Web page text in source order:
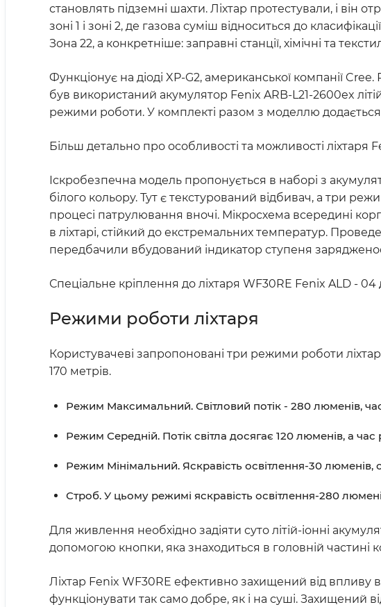
становлять підземні шахти. Ліхтар протестували, і він
зоні 1 і зоні 2, де газова суміш відноситься до
Зона 22, а конкретніше: заправні станції, хімічні та
Функціонує на діоді XP-G2, американської компанії
був використаний акумулятор Fenix ARB-L21-2600ex
режими роботи. У комплекті разом з моделлю додається
Більш детально про особливості та можливості ліхтаря
Іскробезпечна модель пропонується в наборі з
білого кольору. Тут є текстурований відбивач, а три
процесі патрулювання вночі. Мікросхема всередині
в ліхтарі, стійкий до екстремальних температур.
передбачили вбудований індикатор ступеня
Спеціальне кріплення до ліхтаря WF30RE Fenix ALD -
Режими роботи ліхтаря
Користувачеві запропоновані три режими роботи
170 метрів.
Режим Максимальний. Світловий потік - 280 люменів,
Режим Середній. Потік світла досягає 120 люменів, а
Режим Мінімальний. Яскравість освітлення-30 люменів,
Строб. У цьому режимі яскравість освітлення-280
Для живлення необхідно задіяти суто літій-іонні
допомогою кнопки, яка знаходиться в головній частині
Ліхтар Fenix WF30RE ефективно захищений від впливу
функціонувати так само добре, як і на суші. Захищений